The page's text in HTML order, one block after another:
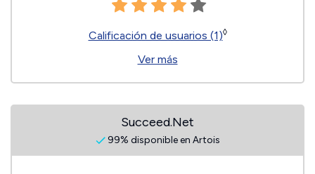
Calificación de usuarios (1)◊
Ver más
Succeed.Net
99% disponible en Artois